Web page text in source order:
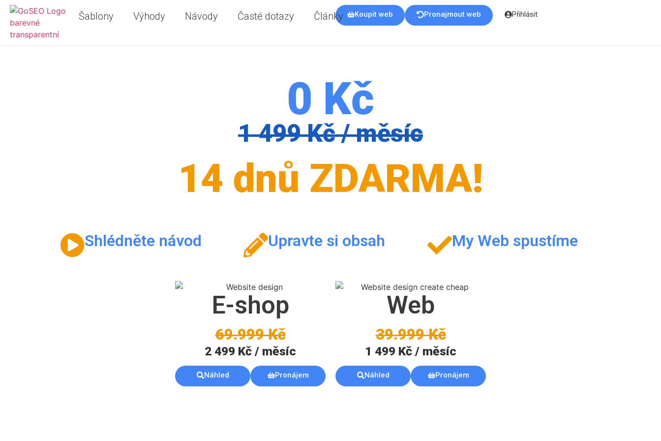
Šablony Výhody Návody Časté dotazy Články Koupit web Pronajmout web Přihlásit
0 Kč
1 499 Kč / měsíc
14 dnů ZDARMA!
Shlédněte návod Upravte si obsah My Web spustíme
E-shop
69.999 Kč
2 499 Kč / měsíc
Náhled Pronájem
Web
39.999 Kč
1 499 Kč / měsíc
Náhled Pronájem